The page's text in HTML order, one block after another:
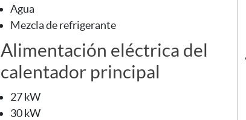
Agua
Mezcla de refrigerante
Alimentación eléctrica del
calentador principal
27 kW
30 kW